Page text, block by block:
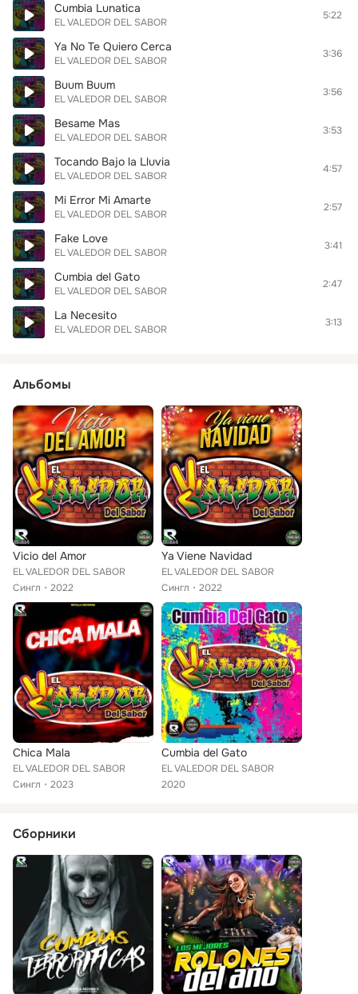
Cumbia Lunatica
EL VALEDOR DEL SABOR
5:22
Ya No Te Quiero Cerca
EL VALEDOR DEL SABOR
3:36
Buum Buum
EL VALEDOR DEL SABOR
3:56
Besame Mas
EL VALEDOR DEL SABOR
3:53
Tocando Bajo la Lluvia
EL VALEDOR DEL SABOR
4:57
Mi Error Mi Amarte
EL VALEDOR DEL SABOR
2:57
Fake Love
EL VALEDOR DEL SABOR
3:41
Cumbia del Gato
EL VALEDOR DEL SABOR
2:47
La Necesito
EL VALEDOR DEL SABOR
3:13
Альбомы
Vicio del Amor
EL VALEDOR DEL SABOR
Сингл
2022
Ya Viene Navidad
EL VALEDOR DEL SABOR
Сингл
2022
Chica Mala
EL VALEDOR DEL SABOR
Сингл
2023
Cumbia del Gato
EL VALEDOR DEL SABOR
2020
Сборники